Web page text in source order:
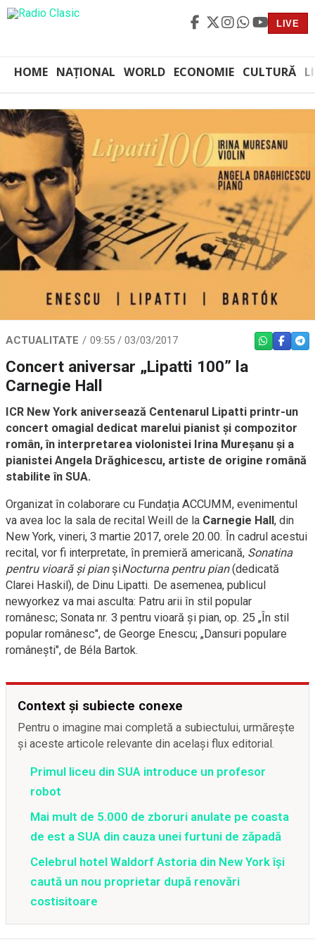
LIVE
HOME NAȚIONAL WORLD ECONOMIE CULTURĂ
ACTUALITATE 09:55 / 03/03/2017 WHATSAPP
Concert aniversar „Lipatti 100” la
Carnegie Hall
ICR New York aniversează Centenarul Lipatti printr-un
concert omagial dedicat marelui pianist şi compozitor
român, în interpretarea violonistei Irina Mureșanu și a
pianistei Angela Drăghicescu, artiste de origine română
stabilite în SUA.
Organizat în colaborare cu Fundația ACCUMM, evenimentul
va avea loc la sala de recital Weill de la Carnegie Hall, din
New York, vineri, 3 martie 2017, orele 20.00. În cadrul acestui
recital, vor fi interpretate, în premieră americană, Sonatina
pentru vioară și pianșiNocturna pentru pian(dedicată
Clarei Haskil), de Dinu Lipatti. De asemenea, publicul
newyorkez va mai asculta: Patru arii în stil popular
românesc; Sonata nr. 3 pentru vioară și pian, op. 25 „În stil
popular românesc", de George Enescu; „Dansuri populare
românești", de Béla Bartok.
Context și subiecte conexe
Pentru o imagine mai completă a subiectului, urmărește
și aceste articole relevante din același flux editorial.
Primul liceu din SUA introduce un profesor
robot
Mai mult de 5.000 de zboruri anulate pe coasta
de est a SUA din cauza unei furtuni de zăpadă
Celebrul hotel Waldorf Astoria din New York își
caută un nou proprietar după renovări
costisitoare